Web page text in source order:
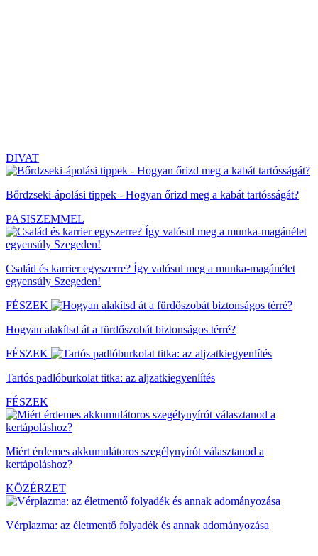
DIVAT
Bőrdzseki-ápolási tippek - Hogyan őrizd meg a kabát tartósságát?
PASISZEMMEL
Család és karrier egyszerre? Így valósul meg a munka-magánélet
egyensúly Szegeden!
FÉSZEK
Hogyan alakítsd át a fürdőszobát biztonságos térré?
FÉSZEK
Tartós padlóburkolat titka: az aljzatkiegyenlítés
FÉSZEK
Miért érdemes akkumulátoros szegélynyírót választanod a
kertápoláshoz?
KÖZÉRZET
Vérplazma: az életmentő folyadék és annak adományozása